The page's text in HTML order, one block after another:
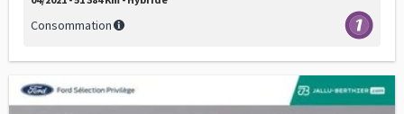
Consommation